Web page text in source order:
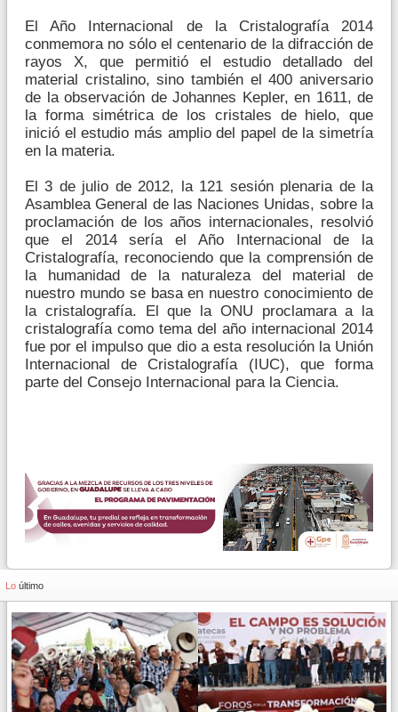
El Año Internacional de la Cristalografía 2014
conmemora no sólo el centenario de la difracción de
rayos X, que permitió el estudio detallado del
material cristalino, sino también el 400 aniversario
de la observación de Johannes Kepler, en 1611, de
la forma simétrica de los cristales de hielo, que
inició el estudio más amplio del papel de la simetría
en la materia.
El 3 de julio de 2012, la 121 sesión plenaria de la
Asamblea General de las Naciones Unidas, sobre la
proclamación de los años internacionales, resolvió
que el 2014 sería el Año Internacional de la
Cristalografía, reconociendo que la comprensión de
la humanidad de la naturaleza del material de
nuestro mundo se basa en nuestro conocimiento de
la cristalografía. El que la ONU proclamara a la
cristalografía como tema del año internacional 2014
fue por el impulso que dio a esta resolución la Unión
Internacional de Cristalografía (IUC), que forma
parte del Consejo Internacional para la Ciencia.
Lo último